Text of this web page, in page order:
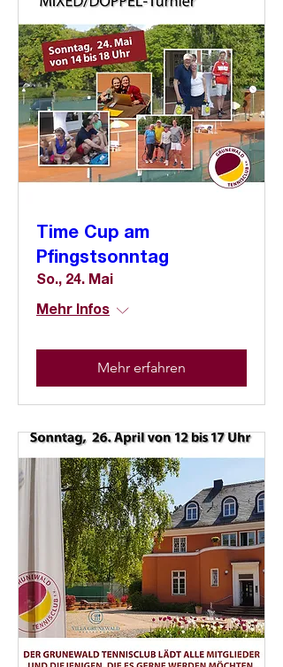
Time Cup am
Pfingstsonntag
So., 24. Mai
Mehr Infos
Mehr erfahren